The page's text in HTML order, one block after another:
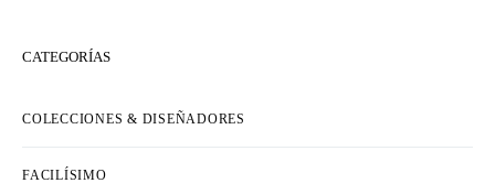
CATEGORÍAS
COLECCIONES & DISEÑADORES
FACILÍSIMO